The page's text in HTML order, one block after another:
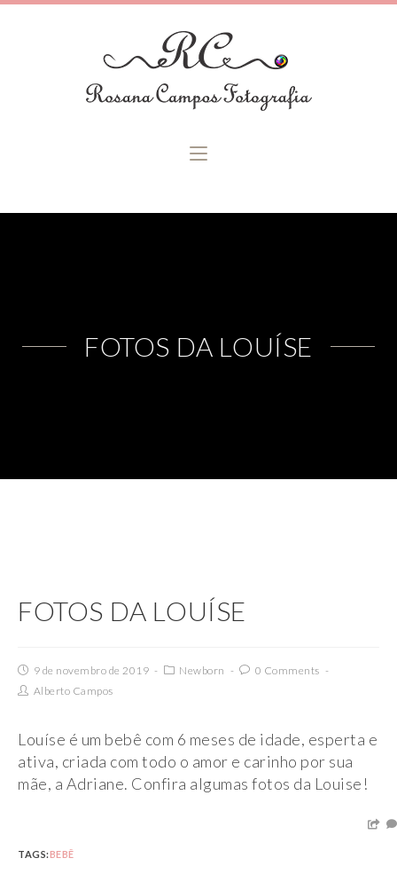
FOTOS DA LOUÍSE
FOTOS DA LOUÍSE
9 de novembro de 2019 Newborn
0 Comments
Alberto Campos
Louíse é um bebê com 6 meses de idade, esperta e
ativa, criada com todo o amor e carinho por sua
mãe, a Adriane. Confira algumas fotos da Louise!
TAGS:BEBÊ